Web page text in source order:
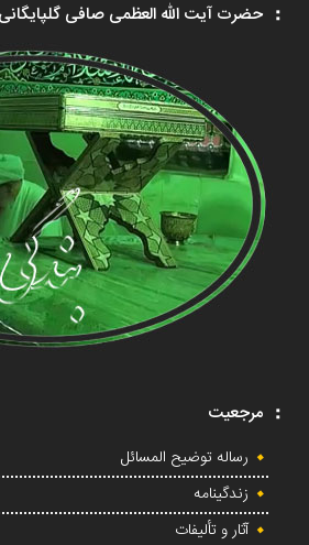
حضرت آیت الله العظمی صافی
مرجعیت
رساله توضیح المسائل
زندگینامه
آثار و تألیفات